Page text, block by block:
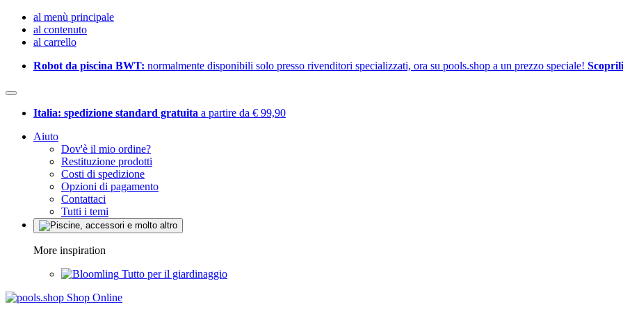
al menù principale
al contenuto
al carrello
Robot da piscina BWT: normalmente disponibili solo presso rivenditori specializzati, ora su pools.shop a un prezzo speciale!
Italia: spedizione standard gratuita a partire da € 99,90
Aiuto
Dov'è il mio ordine?
Restituzione prodotti
Costi di spedizione
Opzioni di pagamento
Contattaci
Tutti i temi
More inspiration
Tutto per il giardinaggio